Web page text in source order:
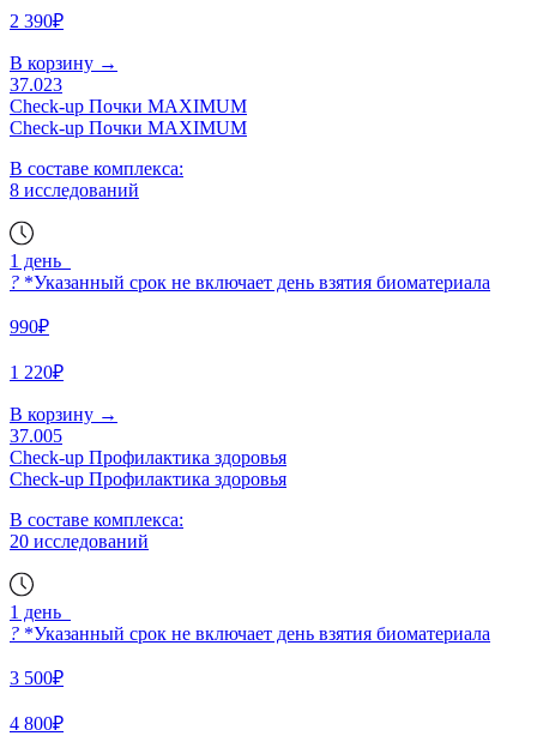
2 390₽
В корзину →
37.023
Check-up Почки MAXIMUM
Check-up Почки MAXIMUM
В составе комплекса:
8 исследований
1 день
? *Указанный срок не включает день взятия биоматериала
990₽
1 220₽
В корзину →
37.005
Check-up Профилактика здоровья
Check-up Профилактика здоровья
В составе комплекса:
20 исследований
1 день
? *Указанный срок не включает день взятия биоматериала
3 500₽
4 800₽